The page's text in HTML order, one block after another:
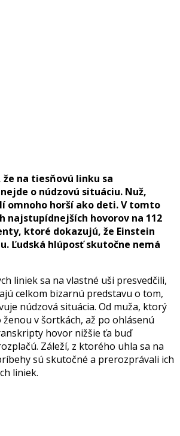
na tiesňovú linku sa
o núdzovú situáciu. Nuž,
omnoho horší ako deti. V tomto
najstupídnejších hovorov na 112
ktoré dokazujú, že Einstein
Ľudská hlúposť skutočne nemá
liniek sa na vlastné uši presvedčili,
celkom bizarnú predstavu o tom,
núdzová situácia. Od muža, ktorý
v šortkách, až po ohlásenú
hovor nižšie ťa buď
Záleží, z ktorého uhla sa na
sú skutočné a prerozprávali ich
liniek.